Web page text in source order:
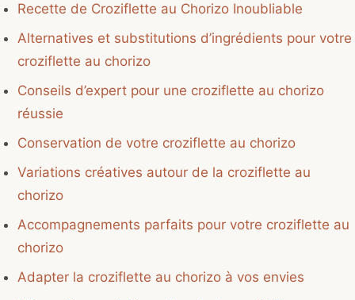
Recette de Croziflette au Chorizo Inoubliable
Alternatives et substitutions d’ingrédients pour votre
croziflette au chorizo
Conseils d’expert pour une croziflette au chorizo
réussie
Conservation de votre croziflette au chorizo
Variations créatives autour de la croziflette au
chorizo
Accompagnements parfaits pour votre croziflette au
chorizo
Adapter la croziflette au chorizo à vos envies